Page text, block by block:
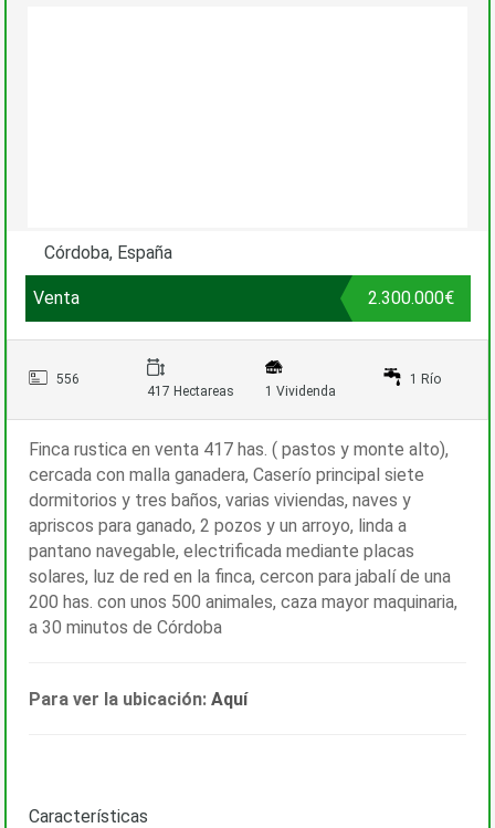
Córdoba, España
Venta 2.300.000€
556
417 Hectareas 1 Vividenda
1 Río
Finca rustica en venta 417 has. ( pastos y monte alto),
cercada con malla ganadera, Caserío principal siete
dormitorios y tres baños, varias viviendas, naves y
apriscos para ganado, 2 pozos y un arroyo, linda a
pantano navegable, electrificada mediante placas
solares, luz de red en la finca, cercon para jabalí de una
200 has. con unos 500 animales, caza mayor maquinaria,
a 30 minutos de Córdoba
Para ver la ubicación: Aquí
Características